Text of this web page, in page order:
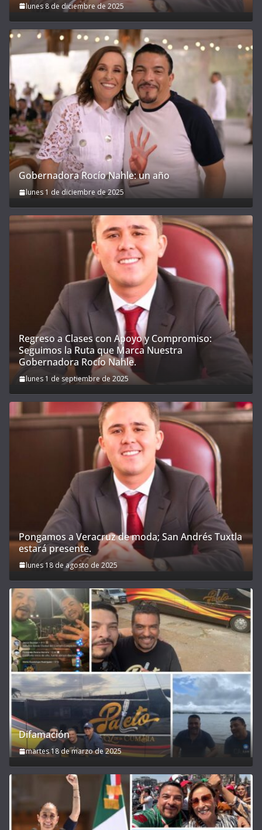
lunes 8 de diciembre de 2025
Gobernadora Rocío Nahle: un año
lunes 1 de diciembre de 2025
Regreso a Clases con Apoyo y Compromiso:
Seguimos la Ruta que Marca Nuestra
Gobernadora Rocío Nahle.
lunes 1 de septiembre de 2025
Pongamos a Veracruz de moda; San Andrés Tuxtla
estará presente.
lunes 18 de agosto de 2025
Difamación
martes 18 de marzo de 2025